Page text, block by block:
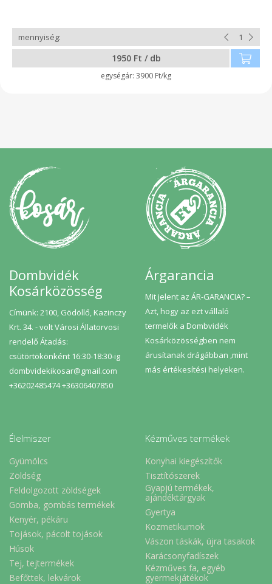
1950 Ft / db
3900 Ft/kg
Dombvidék
Kosárközösség
Címünk: 2100, Gödöllő, Kazinczy
Krt. 34. - volt Városi Állatorvosi
rendelő Átadás:
csütörtökönként 16:30-18:30-ig
dombvidekikosar@gmail.com
+36202485474 +36306407850
Árgarancia
Mit jelent az ÁR-GARANCIA? –
Azt, hogy az ezt vállaló
termelők a Dombvidék
Kosárközösségben nem
árusítanak drágábban ,mint
más értékesítési helyeken.
Élelmiszer
Gyümölcs
Zöldség
Feldolgozott zöldségek
Gomba, gombás termékek
Kenyér, pékáru
Tojások, pácolt tojások
Húsok
Tej, tejtermékek
Befőttek, lekvárok
Kézműves termékek
Konyhai kiegészítők
Tisztítószerek
Gyapjú termékek,
ajándéktárgyak
Gyertya
Kozmetikumok
Vászon táskák, újra tasakok
Karácsonyfadíszek
Kézműves fa, egyéb
gyermekjátékok